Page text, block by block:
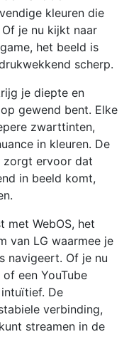
kleuren die
je nu kijkt naar
het beeld is
scherp.
je diepte en
gewend bent. Elke
zwarttinten,
in kleuren. De
zorgt ervoor dat
in beeld komt,
met WebOS, het
van LG waarmee je
navigeert. Of je nu
een YouTube
De
verbinding,
streamen in de